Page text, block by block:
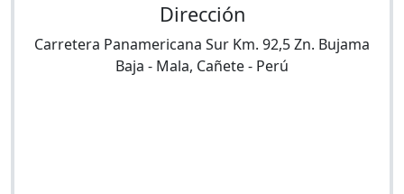
Dirección
Carretera Panamericana Sur Km. 92,5 Zn. Bujama
Baja - Mala, Cañete- Perú